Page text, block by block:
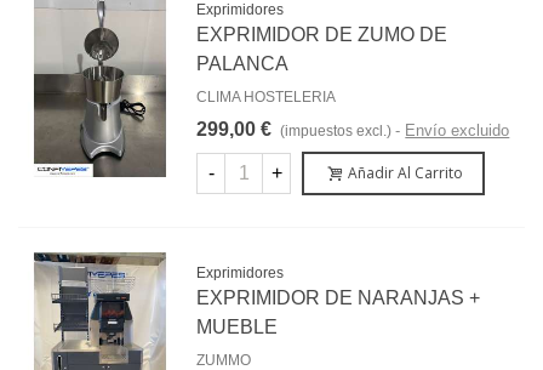
Exprimidores
EXPRIMIDOR DE ZUMO DE
PALANCA
CLIMA HOSTELERIA
299,00 € (impuestos excl.) Envío excluido
- + Añadir Al Carrito
Exprimidores
EXPRIMIDOR DE NARANJAS +
MUEBLE
ZUMMO